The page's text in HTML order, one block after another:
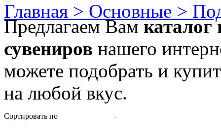
Главная > Основные >
Предлагаем Вамкаталог
сувениров нашего
можете подобрать и
на любой вкус.
Сортировать по -